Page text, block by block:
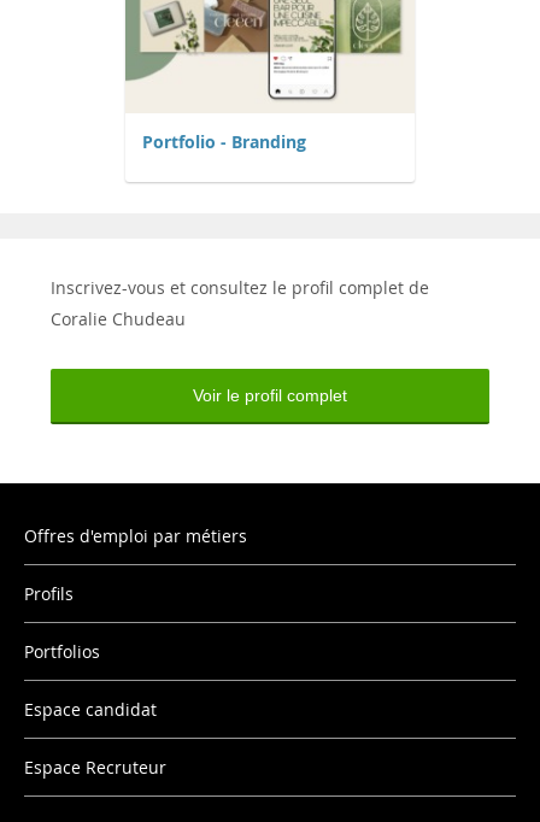
Portfolio - Branding
Inscrivez-vous et consultez le profil complet de
Coralie Chudeau
Voir le profil complet
Offres d'emploi par métiers
Profils
Portfolios
Espace candidat
Espace Recruteur